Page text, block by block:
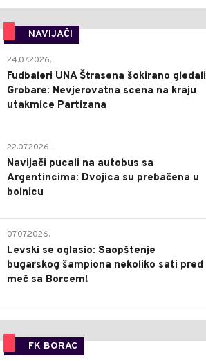
NAVIJAČI
24.07.2026.
Fudbaleri UNA Štrasena šokirano gledali
Grobare: Nevjerovatna scena na kraju
utakmice Partizana
22.07.2026.
Navijači pucali na autobus sa
Argentincima: Dvojica su prebačena u
bolnicu
07.07.2026.
Levski se oglasio: Saopštenje
bugarskog šampiona nekoliko sati pred
meč sa Borcem!
FK BORAC